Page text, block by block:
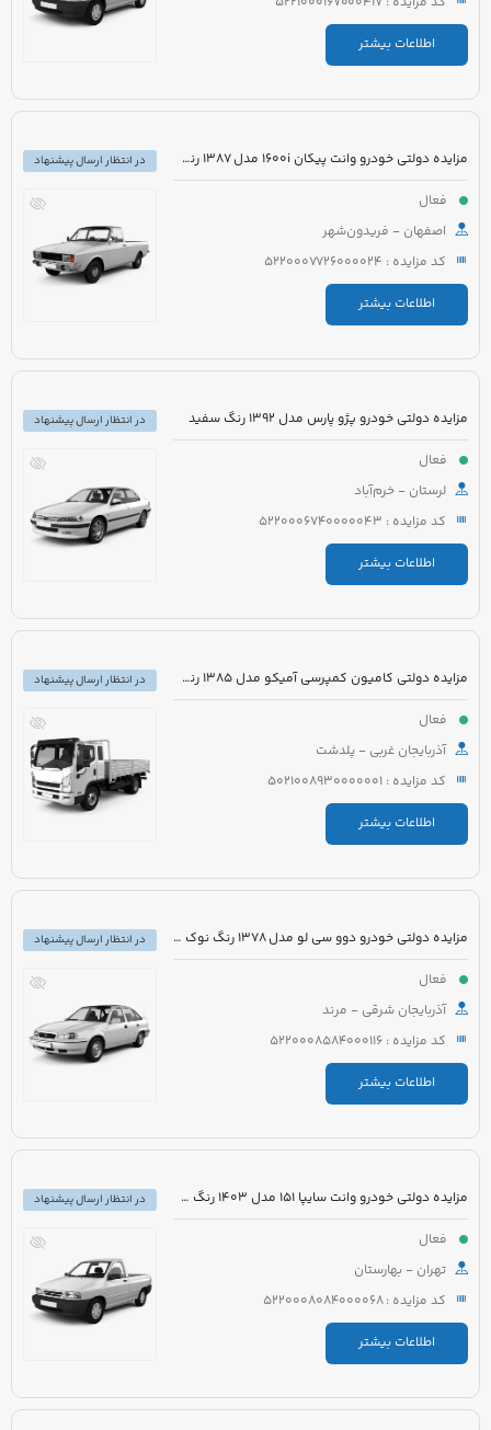
اطلاعات بیشتر
مزایده دولتی خودرو وانت پیکان 1600i مدل 1387 رنگ سفید
فعال
اصفهان - فریدون‌شهر
کد مزایده : 5220007726000024
اطلاعات بیشتر
در انتظار ارسال پیشنهاد
مزایده دولتی خودرو پژو پارس مدل 1392 رنگ سفید
فعال
لرستان - خرم‌آباد
کد مزایده : 5220006740000043
اطلاعات بیشتر
در انتظار ارسال پیشنهاد
مزایده دولتی کامیون کمپرسی آمیکو مدل 1385 رنگ سفید نارنجی
فعال
آذربایجان غربی - پلدشت
کد مزایده : 5021008930000001
اطلاعات بیشتر
در انتظار ارسال پیشنهاد
مزایده دولتی خودرو دوو سی لو مدل 1378 رنگ نوک مدادی
فعال
آذربایجان شرقی - مرند
کد مزایده : 5220008584000116
اطلاعات بیشتر
در انتظار ارسال پیشنهاد
مزایده دولتی خودرو وانت سایپا 151 مدل 1403 رنگ سفید روغنی
فعال
تهران - بهارستان
کد مزایده : 5220008084000068
اطلاعات بیشتر
در انتظار ارسال پیشنهاد